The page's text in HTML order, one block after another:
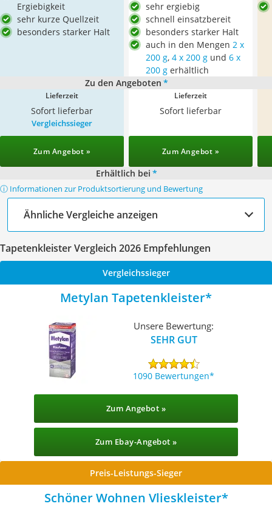
Ergiebigkeit
sehr kurze Quellzeit
besonders starker Halt
sehr ergiebig
schnell einsatzbereit
besonders starker Halt
auch in den Mengen 2 x
200 g, 4 x 200 g und 6 x
200 g erhältlich
Zu den Angeboten *
Lieferzeit
Sofort lieferbar
Lieferzeit
Sofort lieferbar
Vergleichssieger
Zum Angebot » Zum Angebot »
Erhältlich bei *
ⓘ Informationen zur Produktsortierung und Bewertung
Ähnliche Vergleiche anzeigen
Tapetenkleister Vergleich 2026 Empfehlungen
Vergleichssieger
Metylan Tapetenkleister
Unsere Bewertung:
SEHR GUT
1090 Bewertungen
Zum Angebot »
Zum Ebay-Angebot »
Preis-Leistungs-Sieger
Schöner Wohnen Vlieskleister